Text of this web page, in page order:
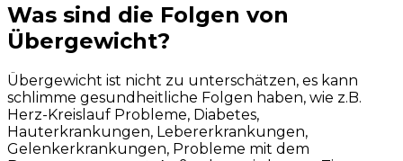
Was sind die Folgen von
Übergewicht?
Übergewicht ist nicht zu unterschätzen, es kann
schlimme gesundheitliche Folgen haben, wie z.B.
Herz-Kreislauf Probleme, Diabetes,
Hauterkrankungen, Lebererkrankungen,
Gelenkerkrankungen, Probleme mit dem